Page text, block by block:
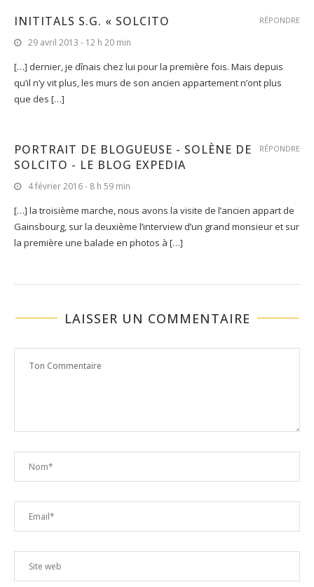
INITITALS S.G. « SOLCITO
29 avril 2013 - 12 h 20 min
[…] dernier, je dînais chez lui pour la première fois. Mais depuis
qu’il n’y vit plus, les murs de son ancien appartement n’ont plus
que des […]
RÉPONDRE
PORTRAIT DE BLOGUEUSE - SOLÈNE DE
SOLCITO - LE BLOG EXPEDIA
4 février 2016 - 8 h 59 min
[…] la troisième marche, nous avons la visite de l’ancien appart de
Gainsbourg, sur la deuxième l’interview d’un grand monsieur et sur
la première une balade en photos à […]
RÉPONDRE
LAISSER UN COMMENTAIRE